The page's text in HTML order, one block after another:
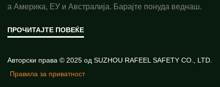
а Америка, ЕУ и Австралија. Барајте понуда веднаш.
ПРОЧИТАЈТЕ ПОВЕЌЕ
Авторски права © 2025 од SUZHOU RAFEEL SAFETY CO., LTD.
Правила за приватност